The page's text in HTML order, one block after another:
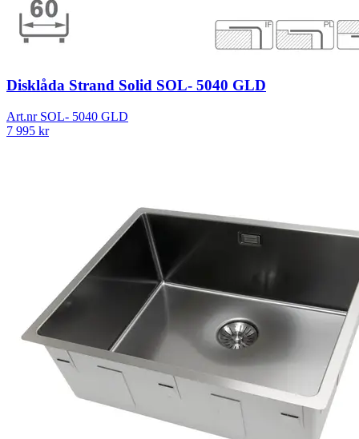
Disklåda Strand Solid SOL- 5040 GLD
Art.nr SOL- 5040 GLD
7 995 kr